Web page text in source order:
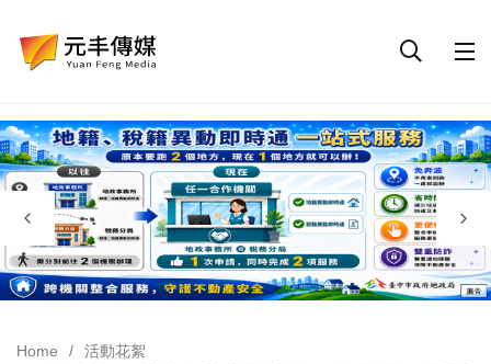
Home
活動花絮